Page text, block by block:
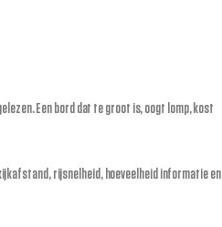
Een bord dat te groot is, oogt lomp, kost
rijsnelheid, hoeveelheid informatie en